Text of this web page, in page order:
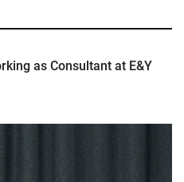
as Consultant at E&Y